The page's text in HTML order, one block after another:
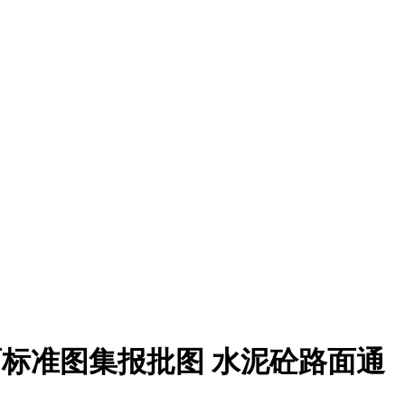
准图集报批图 水泥砼路面通